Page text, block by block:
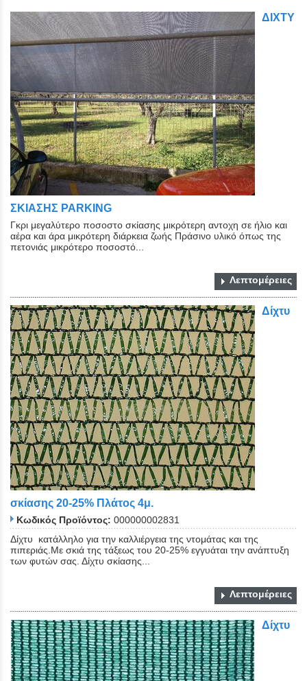
ΔΙΧΤΥ
ΣΚΙΑΣΗΣ PARKING
Γκρι μεγαλύτερο ποσοστο σκίασης μικρότερη αντοχη σε ήλιο και
αέρα και άρα μικρότερη διάρκεια ζωής Πράσινο υλικό όπως της
πετονιάς μικρότερο ποσοστό...
Λεπτομέρειες
Δίχτυ
σκίασης 20-25% Πλάτος 4μ.
Κωδικός Προϊόντος: 000000002831
Δίχτυ κατάλληλο για την καλλιέργεια της ντομάτας και της
πιπεριάς.Με σκιά της τάξεως του 20-25% εγγυάται την ανάπτυξη
των φυτών σας. Δίχτυ σκίασης...
Λεπτομέρειες
Δίχτυ